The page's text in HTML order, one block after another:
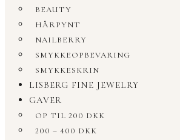
BEAUTY
HÅRPYNT
NAILBERRY
SMYKKEOPBEVARING
SMYKKESKRIN
LISBERG FINE JEWELRY
GAVER
OP TIL 200 DKK
200 – 400 DKK